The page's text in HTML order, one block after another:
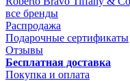
все бренды
Распродажа
Подарочные сертификаты
Отзывы
Бесплатная доставка
Покупка и оплата